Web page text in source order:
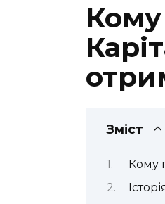
Зміст
Кому